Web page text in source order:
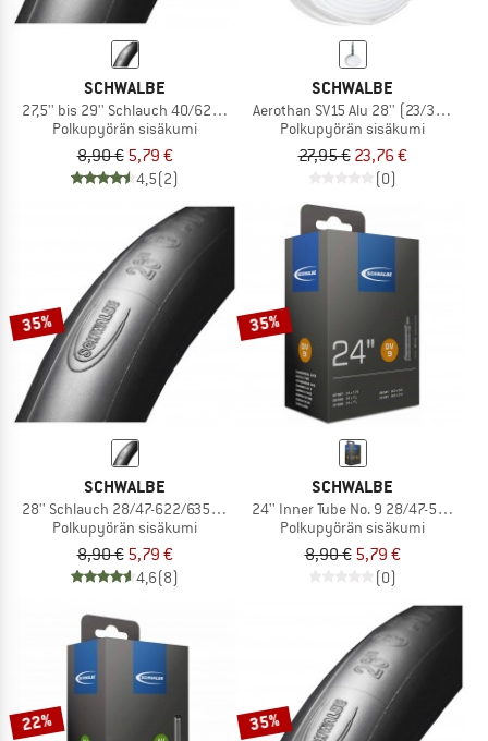
SCHWALBE
27,5'' bis 29'' Schlauch 40/62-622/635 SV 19
Polkupyörän sisäkumi
8,90 € 5,79 €
4,5(2)
SCHWALBE
Aerothan SV15 Alu 28'' (23/32-622)
Polkupyörän sisäkumi
27,95 € 23,76 €
(0)
35%
SCHWALBE
28'' Schlauch 28/47-622/635 SV 17
Polkupyörän sisäkumi
8,90 € 5,79 €
4,6(8)
35%
SCHWALBE
24'' Inner Tube No. 9 28/47-507/541
Polkupyörän sisäkumi
8,90 € 5,79 €
(0)
22% 35%